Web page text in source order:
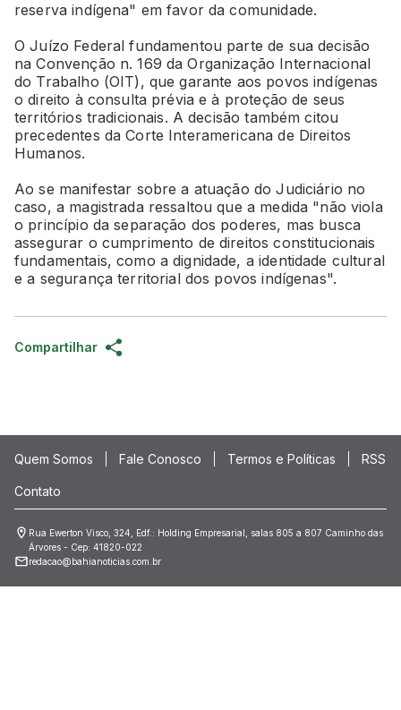
reserva indígena" em favor da comunidade.
O Juízo Federal fundamentou parte de sua decisão
na Convenção n. 169 da Organização Internacional
do Trabalho (OIT), que garante aos povos indígenas
o direito à consulta prévia e à proteção de seus
territórios tradicionais. A decisão também citou
precedentes da Corte Interamericana de Direitos
Humanos.
Ao se manifestar sobre a atuação do Judiciário no
caso, a magistrada ressaltou que a medida "não viola
o princípio da separação dos poderes, mas busca
assegurar o cumprimento de direitos constitucionais
fundamentais, como a dignidade, a identidade cultural
e a segurança territorial dos povos indígenas".
Compartilhar
Quem Somos Fale Conosco Termos e Políticas RSS
Contato
Rua Ewerton Visco, 324, Edf.: Holding Empresarial, salas 805 a 807 Caminho das
Árvores - Cep: 41820-022
redacao@bahianoticias.com.br